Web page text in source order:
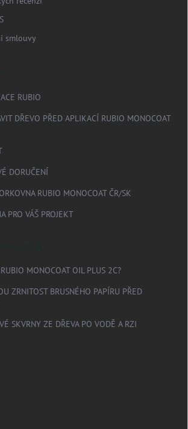
smlouvy
RUBIO
DŘEVO PŘED APLIKACÍ RUBIO MONOCOAT
DORUČENÍ
RUBIO MONOCOAT ČR/SK
PRO VÁŠ PROJEKT
MONOCOAT OIL PLUS 2C?
ZRNITOST BRUSNÉHO PAPÍRU PŘED
SKVRNY ZE DŘEVA PO VODĚ A RZI